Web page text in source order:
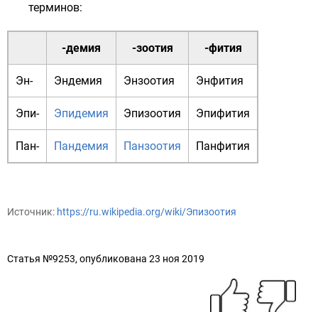
терминов:
-демия -зоотия -фития
Эн- Эндемия Энзоотия Энфития
Эпи- Эпидемия Эпизоотия Эпифития
Пан- Пандемия Панзоотия Панфития
Источник: https://ru.wikipedia.org/wiki/Эпизоотия
Статья №9253, опубликована 23 ноя 2019